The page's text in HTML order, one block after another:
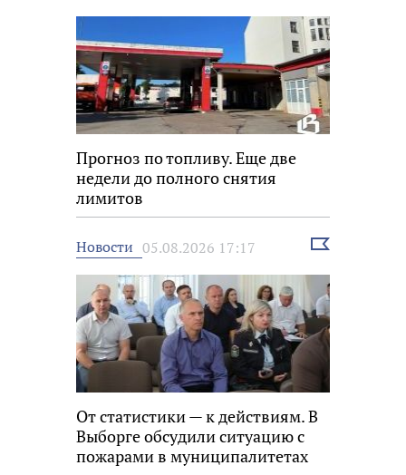
Прогноз по топливу. Еще две
недели до полного снятия
лимитов
Новости 05.08.2026 17:17
Выбрать
От статистики — к действиям. В
Выборге обсудили ситуацию с
пожарами в муниципалитетах